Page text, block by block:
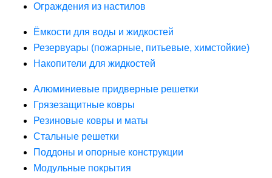
Ограждения из настилов
Ёмкости для воды и жидкостей
Резервуары (пожарные, питьевые, химстойкие)
Накопители для жидкостей
Алюминиевые придверные решетки
Грязезащитные ковры
Резиновые ковры и маты
Стальные решетки
Поддоны и опорные конструкции
Модульные покрытия